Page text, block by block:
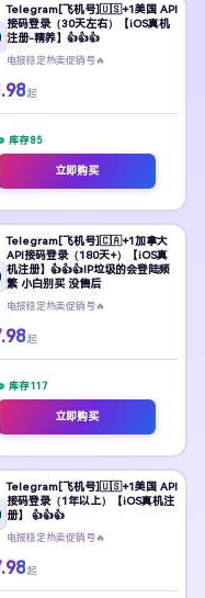
Telegram[飞机号]🇺🇸+1美国 API
接码登录（30天左右）【iOS真机
注册-精养】👍👍👍
电报稳定热卖促销号🔥
起
库存85
立即购买
Telegram[飞机号]🇨🇦+1加拿大
API接码登录（180天+）【iOS真
机注册】👍👍👍IP垃圾的会登陆频
繁 小白别买 没售后
电报稳定热卖促销号🔥
起
库存117
立即购买
Telegram[飞机号]🇺🇸+1美国 API
接码登录（1年以上）【iOS真机注
册】 👍👍👍
电报稳定热卖促销号🔥
起